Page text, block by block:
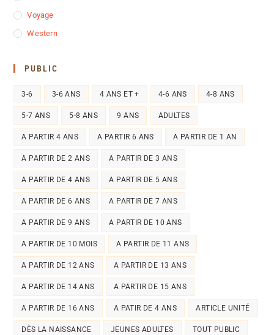
Voyage
Western
PUBLIC
3-6 3-6 ANS 4 ANS ET + 4-6 ANS 4-8 ANS
5-7 ANS 5-8 ANS 9 ANS ADULTES
A PARTIR 4 ANS A PARTIR 6 ANS A PARTIR DE 1 AN
A PARTIR DE 2 ANS A PARTIR DE 3 ANS
A PARTIR DE 4 ANS A PARTIR DE 5 ANS
A PARTIR DE 6 ANS A PARTIR DE 7 ANS
A PARTIR DE 9 ANS A PARTIR DE 10 ANS
A PARTIR DE 10 MOIS A PARTIR DE 11 ANS
A PARTIR DE 12 ANS A PARTIR DE 13 ANS
A PARTIR DE 14 ANS A PARTIR DE 15 ANS
A PARTIR DE 16 ANS A PATIR DE 4 ANS ARTICLE UNITÉ
DÈS LA NAISSANCE JEUNES ADULTES TOUT PUBLIC